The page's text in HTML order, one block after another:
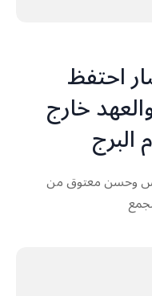
احتفظ
خارج
البرج
وحسن معتوق من